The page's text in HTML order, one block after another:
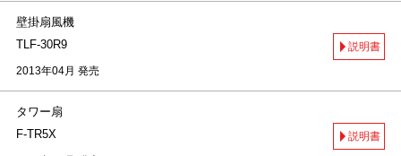
壁掛扇風機
TLF-30R9
2013年04月 発売
説明書
タワー扇
F-TR5X
説明書